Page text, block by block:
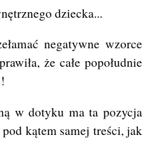
dziecka...
negatywne wzorce
że całe popołudnie
w dotyku ma ta pozycja
kątem samej treści, jak